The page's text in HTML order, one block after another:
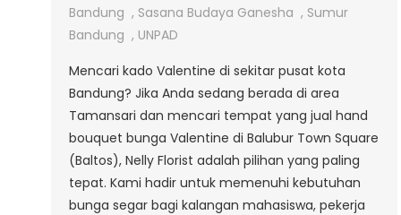
Town
Bandung , Sasana Budaya Ganesha , Sumur
Bandung , UNPAD
Mencari kado Valentine di sekitar pusat kota
Bandung? Jika Anda sedang berada di area
Tamansari dan mencari tempat yang jual hand
bouquet bunga Valentine di Balubur Town Square
(Baltos), Nelly Florist adalah pilihan yang paling
tepat. Kami hadir untuk memenuhi kebutuhan
bunga segar bagi kalangan mahasiswa, pekerja